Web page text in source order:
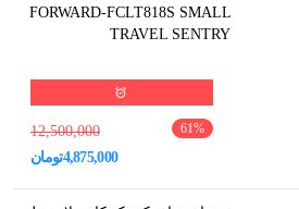
FORWARD-FCLT818S SMALL
TRAVEL SENTRY
61%
12,500,000
4,875,000تومان